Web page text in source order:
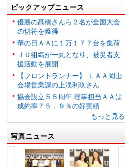
ピックアップニュース
優勝の髙橋さんら２名が全国大会
の切符を獲得
華の日ＡＡに１万１７７台を集荷
ＪＵ組織が一丸となり、被災者支
援活動を展開
【フロントランナー】 ＬＡＡ岡山
会場営業課の上渓利玖さん
協会設立５５周年 理事担当ＡＡは
成約率７５．９％の好実績
もっと見る
写真ニュース